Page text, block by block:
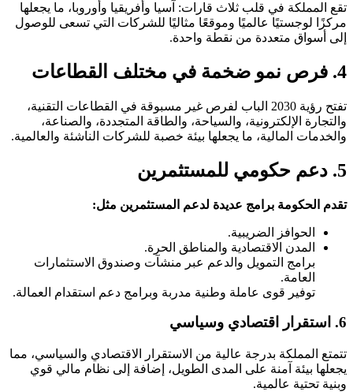
تقع المملكة في قلب ثلاث قارات: آسيا وأفريقيا وأوروبا، ما يجعلها
مركزًا لوجستيًا عالميًا وموقعًا مثاليًا للشركات التي تسعى للوصول
إلى أسواق متعددة من نقطة واحدة.
4. فرص نمو ضخمة في مختلف القطاعات
تفتح رؤية 2030 الباب لفرص غير مسبوقة في القطاعات التقنية،
والتجارة الإلكترونية، والسياحة، والطاقة المتجددة، والصناعة،
والخدمات المالية، ما يجعلها بيئة خصبة للشركات الناشئة والعالمية.
5. دعم حكومي للمستثمرين
تقدم الحكومة برامج عديدة لدعم المستثمرين مثل:
الحوافز الضريبية.
المدن الاقتصادية والمناطق الحرة.
برامج التمويل والدعم عبر منشآت وصندوق الاستثمارات
العامة.
توفير قوى عاملة وطنية مدربة وبرامج دعم استقدام العمالة.
6. استقرار اقتصادي وسياسي
تتمتع المملكة بدرجة عالية من الاستقرار الاقتصادي والسياسي، مما
يجعلها بيئة آمنة على المدى الطويل، إضافة إلى نظام مالي قوي
وبنية تحتية عالمية.